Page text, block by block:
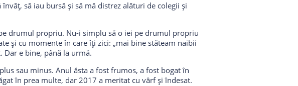
să iau bursă și să mă distrez alături de colegii și
drumul propriu. Nu-i simplu să o iei pe drumul propriu
și cu momente în care îți zici: „mai bine stăteam naibii
Dar e bine, până la urmă.
sau minus. Anul ăsta a fost frumos, a fost bogat în
în prea multe, dar 2017 a meritat cu vârf și îndesat.